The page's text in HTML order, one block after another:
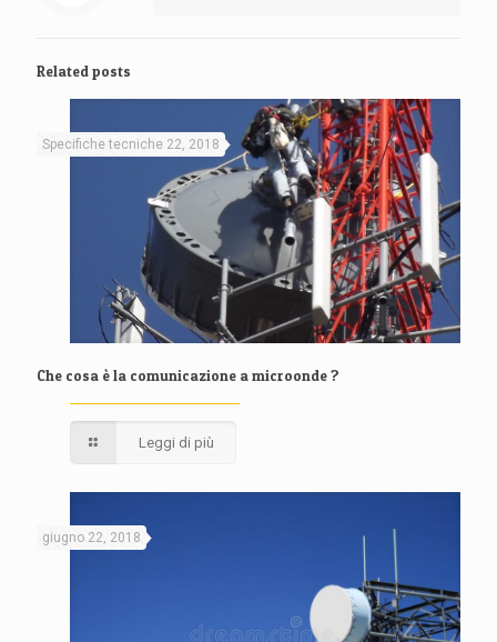
Related posts
Specifiche tecniche 22, 2018
Che cosa è la comunicazione a microonde ?
Leggi di più
giugno 22, 2018